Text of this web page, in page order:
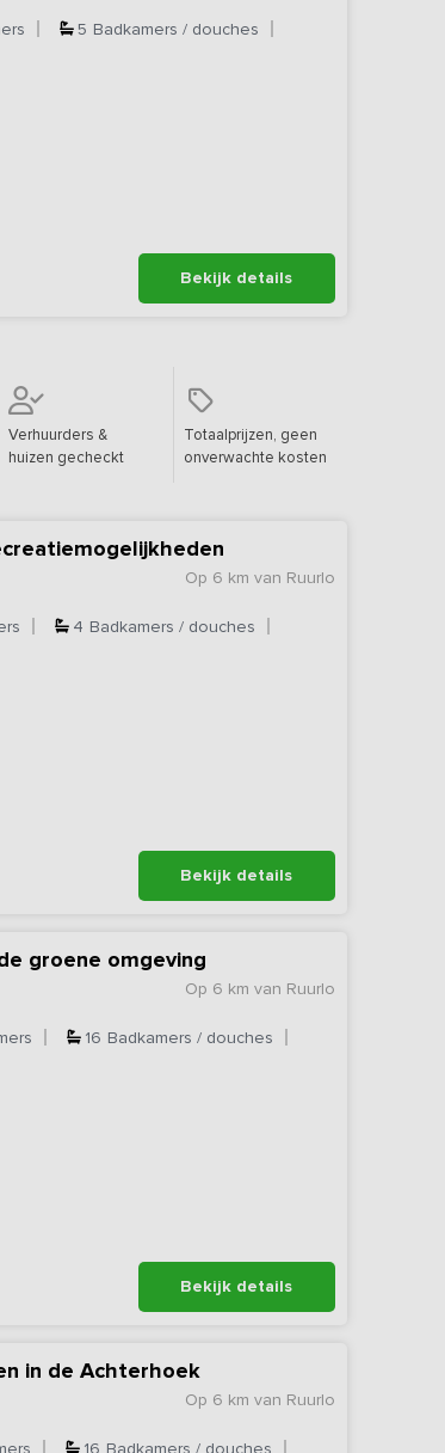
5 Badkamers / douches
Bekijk details
Verhuurders &
huizen gecheckt
Totaalprijzen, geen
onverwachte kosten
Op 6 km van Ruurlo
4 Badkamers / douches
Bekijk details
groene omgeving
Op 6 km van Ruurlo
16 Badkamers / douches
Bekijk details
in de Achterhoek
Op 6 km van Ruurlo
16 Badkamers / douches